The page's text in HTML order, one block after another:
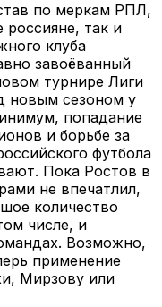
по меркам РПЛ,
так и
клуба
завоёванный
турнире Лиги
новым сезоном у
попадание
и борьбе за
футбола
Пока Ростов в
не впечатлил,
количество
числе, и
Возможно,
применение
Мирзову или